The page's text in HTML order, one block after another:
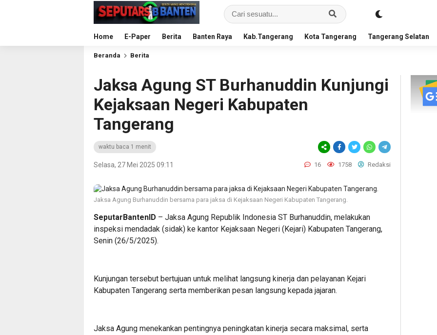
Home E-Paper Berita Banten Raya Kab.Tangerang Kota Tangerang Tangerang Selatan
Beranda Berita
Jaksa Agung ST Burhanuddin Kunjungi
Kejaksaan Negeri Kabupaten
Tangerang
waktu baca 1 menit
Selasa, 27 Mei 2025 09:11 16 1758 Redaksi
Jaksa Agung Burhanuddin bersama para jaksa di Kejaksaan Negeri Kabupaten Tangerang.
SeputarBantenID – Jaksa Agung Republik Indonesia ST Burhanuddin, melakukan
inspeksi mendadak (sidak) ke kantor Kejaksaan Negeri (Kejari) Kabupaten Tangerang,
Senin (26/5/2025).
Kunjungan tersebut bertujuan untuk melihat langsung kinerja dan pelayanan Kejari
Kabupaten Tangerang serta memberikan pesan langsung kepada jajaran.
Jaksa Agung menekankan pentingnya peningkatan kinerja secara maksimal, serta